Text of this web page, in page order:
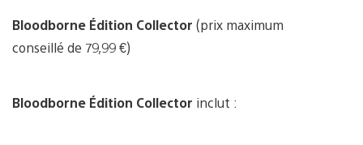
Bloodborne Édition Collector (prix maximum
conseillé de 79,99 €)
Bloodborne Édition Collector inclut :